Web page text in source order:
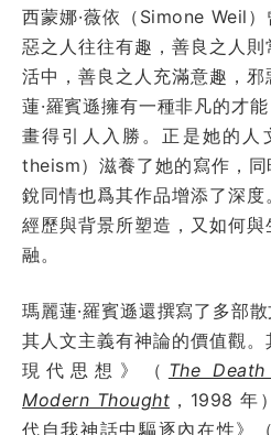
西蒙娜·薇依（Simone Weil
惡之人往往有趣，善良之人
活中，善良之人充滿意趣，
蓮·羅賓遜擁有一種非凡的才
畫得引人入勝。正是她的人
theism）滋養了她的寫作，
銳同情也爲其作品增添了深
經歷與背景所塑造，又如何
融。
瑪麗蓮·羅賓遜還撰寫了多部
其人文主義有神論的價值觀
現代思想》（ The
Modern Thought ，1998 年
代自我神話中驅逐內在性》（